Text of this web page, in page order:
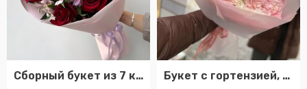
Сборный букет из 7 красных роз и 8 альстромерий | арт: 1800 Букет с гортензией, кустовой розой и эустомой 🩷